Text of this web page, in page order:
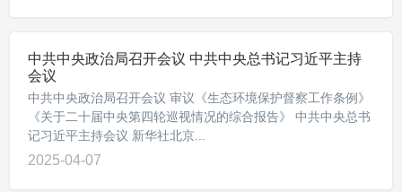
中共中央政治局召开会议 中共中央总书记习近平主持
会议
中共中央政治局召开会议 审议《生态环境保护督察工作条例》
《关于二十届中央第四轮巡视情况的综合报告》 中共中央总书
记习近平主持会议 新华社北京...
2025-04-07